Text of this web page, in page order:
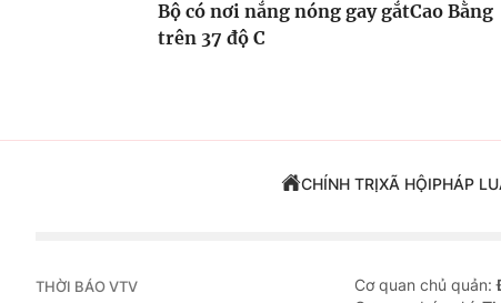
Bộ có nơi nắng nóng gay gắt
trên 37 độ C
Cao Bằng
CHÍNH TRỊXÃ HỘIPHÁP
THỜI BÁO VTV Cơ quan chủ quản: